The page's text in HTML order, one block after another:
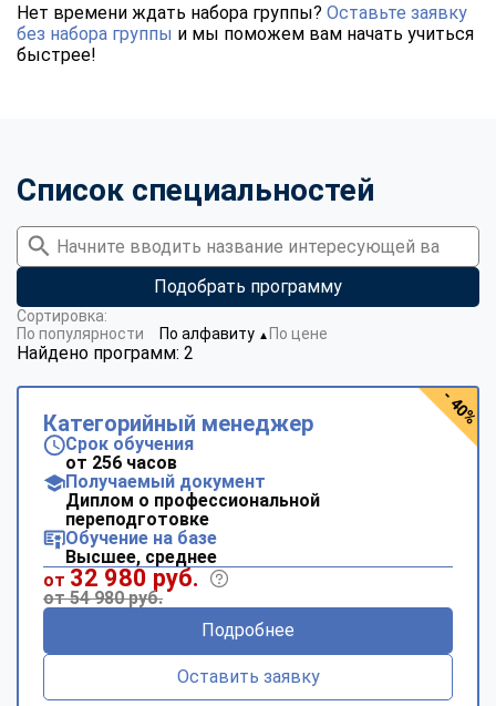
Нет времени ждать набора группы? Оставьте заявку
без набора группы и мы поможем вам начать учиться
быстрее!
Список специальностей
Подобрать программу
Найдено программ: 2
Сортировка:
По популярности
По алфавиту ▼ По цене
Категорийный менеджер
Срок обучения
от 256 часов
Получаемый документ
Диплом о профессиональной
переподготовке
Обучение на базе
Высшее, среднее
от 32 980 руб.
от 54 980 руб.
Подробнее
Оставить заявку
- 40%